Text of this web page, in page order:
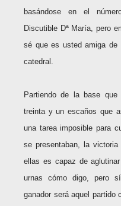
basándose en el
Discutible Dª María, pero
sé que es usted amiga
catedral.
Partiendo de la base
treinta y un escaños que
una tarea imposible para
se presentaban, la
ellas es capaz de
urnas cómo digo, pero
ganador será aquel partido